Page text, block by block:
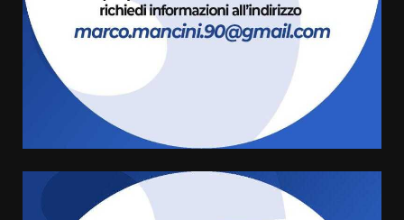
Politiche Giovanili e Mobilità
Sostenibile: premiati gli studenti
universitari del bando “La strada
giusta”
Rivoluzione”: nuovo
appuntamento con “Fasano in
Banda”